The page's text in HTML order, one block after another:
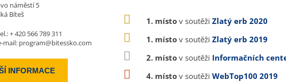
náměstí 5
Bíteš
+ 420 566 789 311
mail: program@bitessko.com
INFORMACE
1. místo v soutěži Zlatý erb 2020
1. místo v soutěži Zlatý erb 2019
2. místo v soutěži Informačních
4. místo v soutěži WebTop100 2019